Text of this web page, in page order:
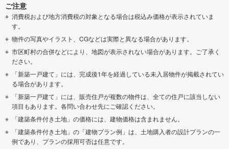
ご注意
消費税および地方消費税の対象となる場合は税込み価格が表示されていま
す。
物件の写真やイラスト、CGなどは実際と異なる場合があります。
市区町村の合併などにより、地図が表示されない場合があります。ご了承く
ださい。
「新築一戸建て」には、完成後1年を経過している未入居物件が掲載されてい
る場合があります。
「新築一戸建て」には、販売住戸が複数の物件は、全ての住戸に該当しない
項目もあります。各問い合わせ先にご確認ください。
「建築条件付き土地」の価格には、建物価格は含まれません。
「建築条件付き土地」の「建物プラン例」は、土地購入者の設計プランの一
例であり、プランの採用可否は任意です。